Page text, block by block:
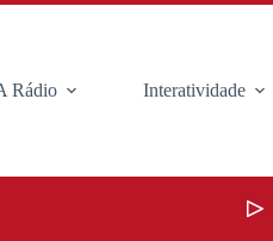
Rádio Interatividade